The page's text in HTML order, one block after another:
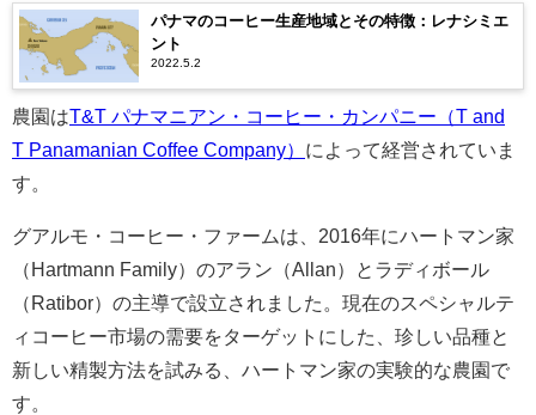
パナマのコーヒー生産地域とその特徴：レナシミエ
ント
2022.5.2
農園はT&T パナマニアン・コーヒー・カンパニー（T and
T Panamanian Coffee Company） によって経営されていま
す。
グアルモ・コーヒー・ファームは、2016年にハートマン家
（Hartmann Family）のアラン（Allan）とラディボール
（Ratibor）の主導で設立されました。現在のスペシャルテ
ィコーヒー市場の需要をターゲットにした、珍しい品種と
新しい精製方法を試みる、ハートマン家の実験的な農園で
す。